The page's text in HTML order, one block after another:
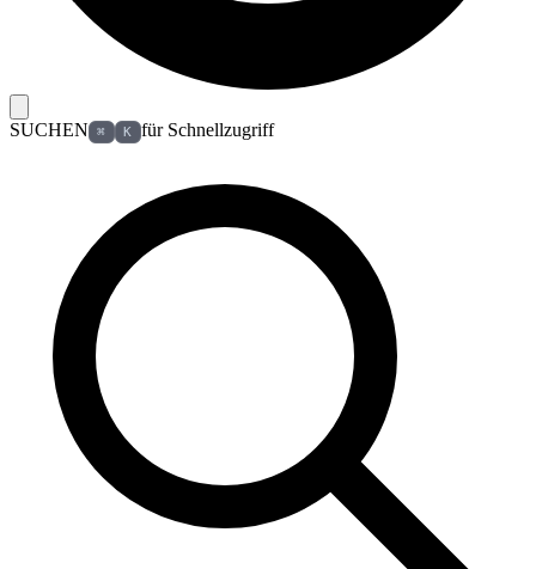
SUCHEN ⌘ K für Schnellzugriff